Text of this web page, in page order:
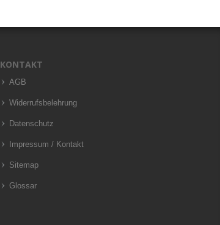
KONTAKT
AGB
Widerrufsbelehrung
Datenschutz
Impressum / Kontakt
Sitemap
Glossar